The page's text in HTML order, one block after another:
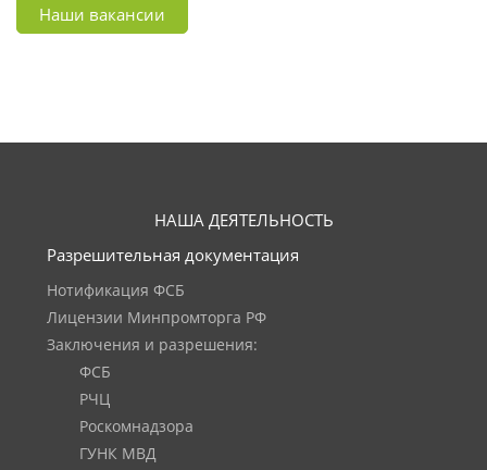
Наши вакансии
НАША ДЕЯТЕЛЬНОСТЬ
Разрешительная документация
Нотификация ФСБ
Лицензии Минпромторга РФ
Заключения и разрешения:
ФСБ
РЧЦ
Роскомнадзора
ГУНК МВД